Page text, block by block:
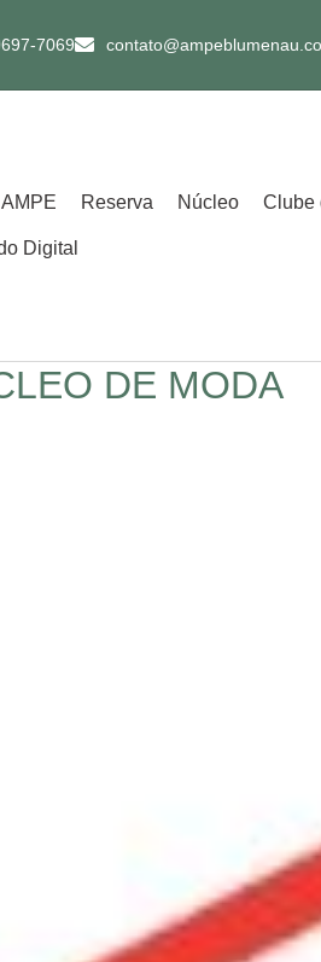
7069
AMPE Reserva Núcleo Clube
Digital
DE MODA